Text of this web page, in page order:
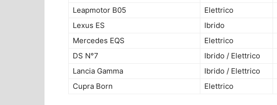
Leapmotor B05
Elettrico
Lexus ES
Ibrido
Mercedes EQS
Elettrico
DS N°7
Ibrido / Elettrico
Lancia Gamma
Ibrido / Elettrico
Cupra Born
Elettrico